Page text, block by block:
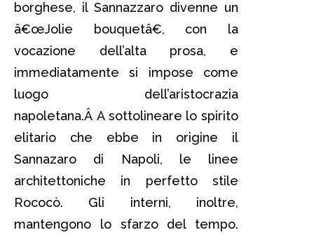
borghese, il Sannazzaro divenne un
â€œJolie bouquetâ€, con la
vocazione dell’alta prosa, e
immediatamente si impose come
luogo dell’aristocrazia
napoletana.Â A sottolineare lo spirito
elitario che ebbe in origine il
Sannazaro di Napoli, le linee
architettoniche in perfetto stile
Rococò. Gli interni, inoltre,
mantengono lo sfarzo del tempo.